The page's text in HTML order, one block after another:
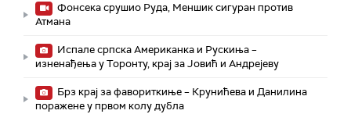
Фонсека срушио Руда, Меншик сигуран против
Атмана
Испале српска Американка и Рускиња –
изненађења у Торонту, крај за Јовић и Андрејеву
Брз крај за фавориткиње – Крунићева и Данилина
поражене у првом колу дубла